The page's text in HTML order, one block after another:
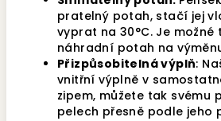
pratelný potah, stačí jej
vyprat na 30°C. Je možné
náhradní potah na
Přizpůsobitelná výplň:
vnitřní výplně v
zipem, můžete tak svému
pelech přesně podle jeho